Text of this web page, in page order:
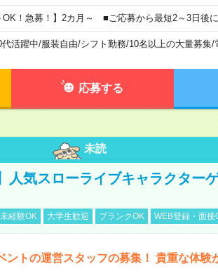
OK！急募！】2カ月～ ■ご応募から最短2～3日後
活躍中/服装自由/シフト勤務/10名以上の大量募集/
応募する
未読
人気スローライブキャラクター
経験OK 大学生歓迎 ブランクOK WEB登録・面接
ントの運営スタッフの募集！ 貴重な体験